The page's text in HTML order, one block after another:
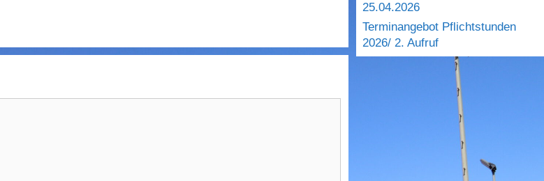
25.04.2026
Terminangebot Pflichtstunden
2026/ 2. Aufruf